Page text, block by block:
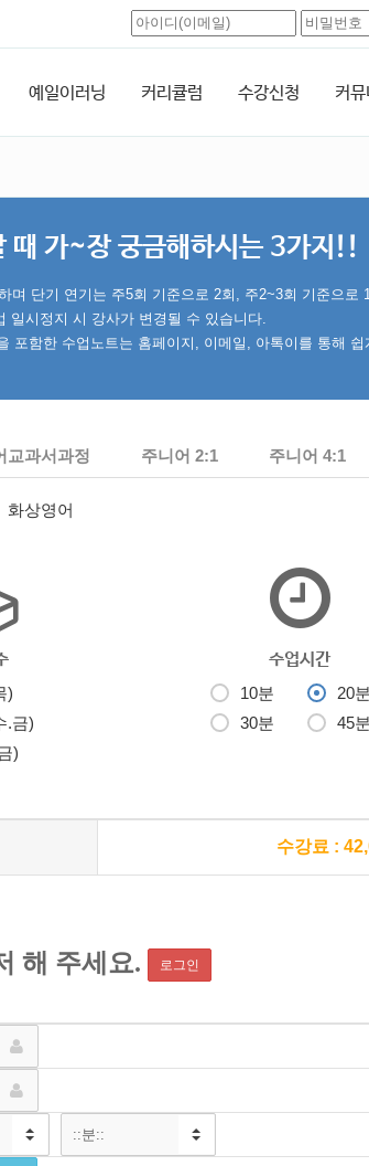
예일이러닝 커리큘럼 수강신청 커뮤
때 가~장 궁금해하시는 3가지!!
며 단기 연기는 주5회 기준으로 2회, 주2~3회 기준으로
일시정지 시 강사가 변경될 수 있습니다.
포함한 수업노트는 홈페이지, 이메일, 아톡이를 통해
교과서과정 주니어 2:1 주니어 4:1
화상영어
)
.금)
)
수업시간
10분
20분
30분
45분
수강료 :
해 주세요. 로그인